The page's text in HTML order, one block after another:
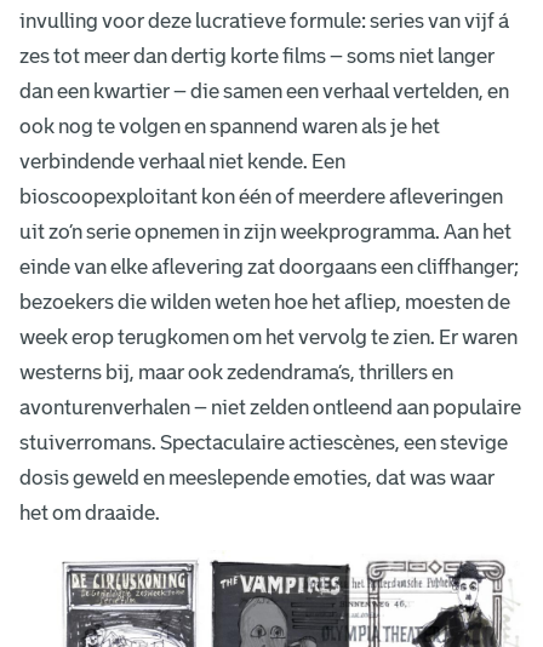
invulling voor deze lucratieve formule: series van vijf á
zes tot meer dan dertig korte films – soms niet langer
dan een kwartier – die samen een verhaal vertelden, en
ook nog te volgen en spannend waren als je het
verbindende verhaal niet kende. Een
bioscoopexploitant kon één of meerdere afleveringen
uit zo’n serie opnemen in zijn weekprogramma. Aan het
einde van elke aflevering zat doorgaans een cliffhanger;
bezoekers die wilden weten hoe het afliep, moesten de
week erop terugkomen om het vervolg te zien. Er waren
westerns bij, maar ook zedendrama’s, thrillers en
avonturenverhalen – niet zelden ontleend aan populaire
stuiverromans. Spectaculaire actiescènes, een stevige
dosis geweld en meeslepende emoties, dat was waar
het om draaide.